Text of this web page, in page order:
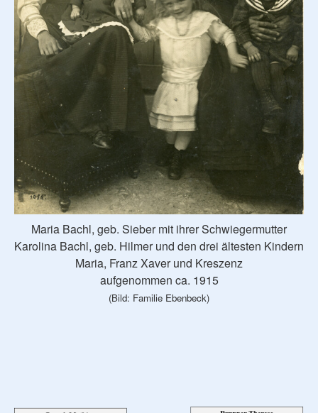
Maria Bachl, geb. Sieber mit ihrer Schwiegermutter
Karolina Bachl, geb. Hilmer und den drei ältesten Kindern
Maria, Franz Xaver und Kreszenz
aufgenommen ca. 1915
(Bild: Familie Ebenbeck)